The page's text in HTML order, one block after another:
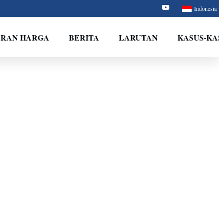
Indonesia
HARGA BERITA LARUTAN KASUS-